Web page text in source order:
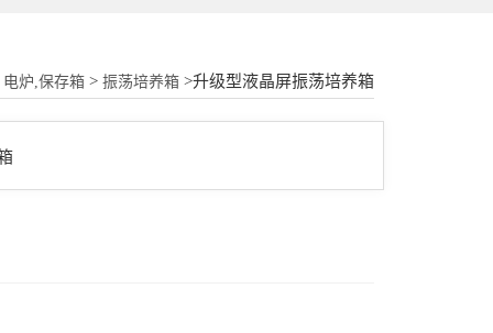
炉,保存箱 >振荡培养箱 >升级型液晶屏振荡培养箱